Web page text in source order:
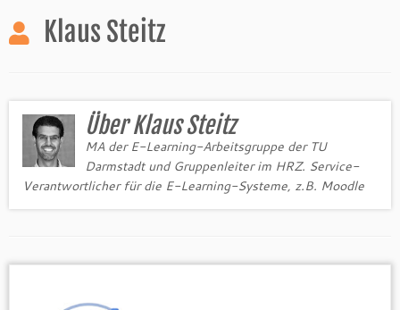
Klaus Steitz
Über Klaus Steitz
MA der E-Learning-Arbeitsgruppe der TU
Darmstadt und Gruppenleiter im HRZ. Service-
Verantwortlicher für die E-Learning-Systeme, z.B. Moodle